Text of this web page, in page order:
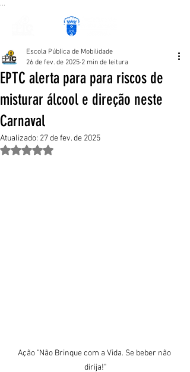
EPTC alerta para para riscos de
misturar álcool e direção neste
Carnaval
Escola Pública de Mobilidade
26 de fev. de 2025 2 min de leitura
Atualizado: 27 de fev. de 2025
Avaliado com NaN de 5 estrelas.
Ação "Não Brinque com a Vida. Se beber não
dirija!"